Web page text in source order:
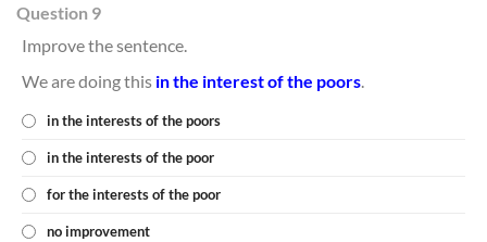
Question 9
Improve the sentence.
We are doing this in the interest of the poors
in the interests of the poors
in the interests of the poor
for the interests of the poor
no improvement